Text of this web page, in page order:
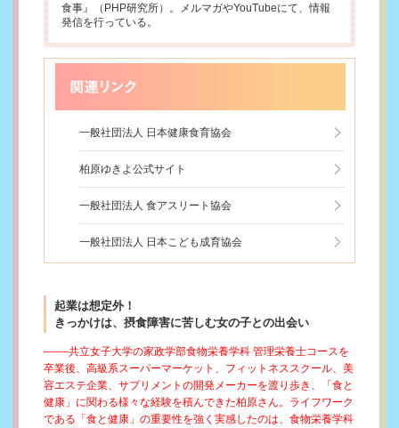
食事』（PHP研究所）。メルマガやYouTubeにて、情報
発信を行っている。
一般社団法人 日本健康食育協会
柏原ゆきよ公式サイト
一般社団法人 食アスリート協会
一般社団法人 日本こども成育協会
起業は想定外！
きっかけは、摂食障害に苦しむ女の子との出会い
––––共立女子大学の家政学部食物栄養学科 管理栄養士コースを
卒業後、高級系スーパーマーケット、フィットネススクール、美
容エステ企業、サプリメントの開発メーカーを渡り歩き、「食と
健康」に関わる様々な経験を積んできた柏原さん。ライフワーク
である「食と健康」の重要性を強く実感したのは、食物栄養学科